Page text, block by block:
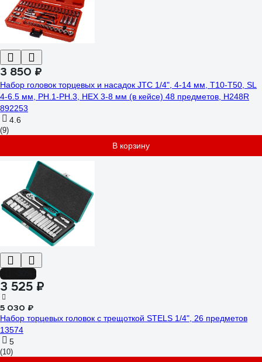
3 850 ₽
Набор головок торцевых и насадок JTC 1/4", 4-14 мм, T10-T50, SL
4-6.5 мм, PH.1-PH.3, HEX 3-8 мм (в кейсе) 48 предметов, H248R
892253
4.6
(9)
В корзину
3 525 ₽
5 030 ₽
Набор торцевых головок с трещоткой STELS 1/4", 26 предметов
13574
5
(10)